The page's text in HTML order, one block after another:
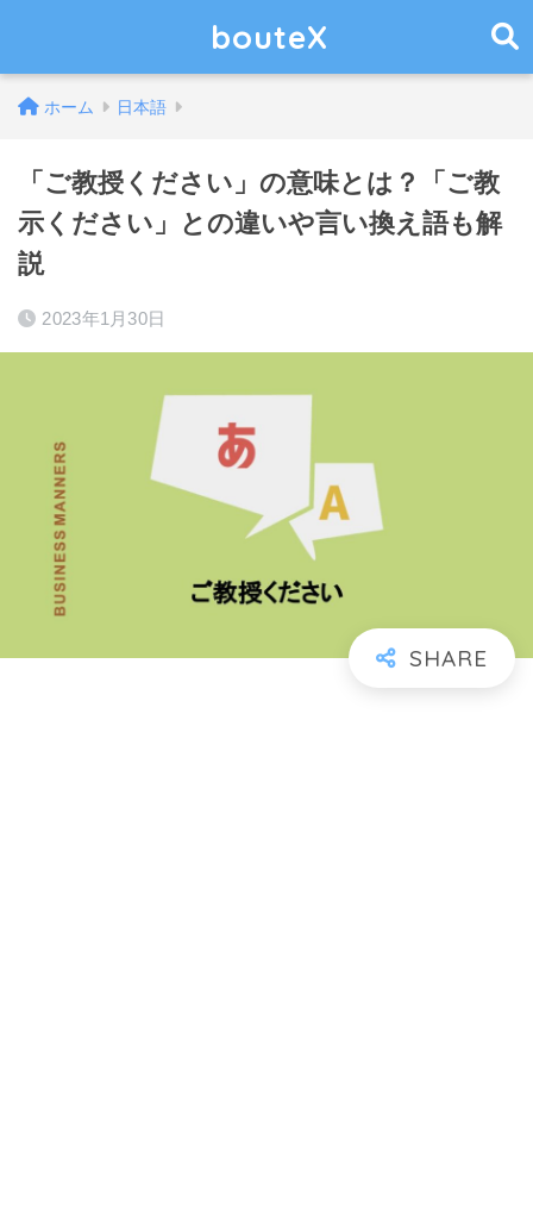
bouteX
ホーム 日本語
「ご教授ください」の意味とは？「ご教
示ください」との違いや言い換え語も解
説
2023年1月30日